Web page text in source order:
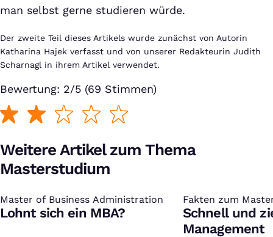
man selbst gerne studieren würde.
Der zweite Teil dieses Artikels wurde zunächst von Autorin
Katharina Hajek verfasst und von unserer Redakteurin Judith
Scharnagl in ihrem Artikel verwendet.
Bewertung: 2/5 (69 Stimmen)
Weitere Artikel zum Thema
Masterstudium
Master of Business Administration
:
Lohnt sich ein MBA?
Fakten zum
(MiM)
:
Schnell und
Management